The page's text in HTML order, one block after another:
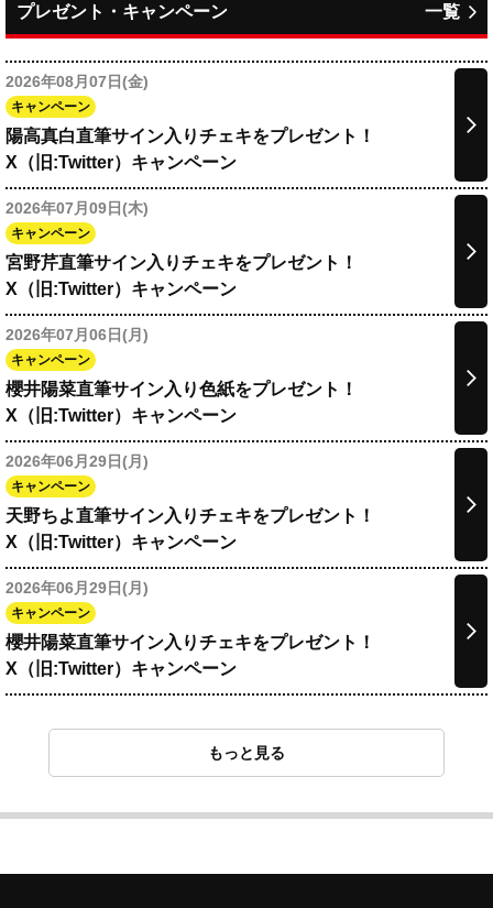
プレゼント・キャンペーン 一覧
2026年08月07日(金)
キャンペーン
陽高真白直筆サイン入りチェキをプレゼント！
X（旧:Twitter）キャンペーン
2026年07月09日(木)
キャンペーン
宮野芹直筆サイン入りチェキをプレゼント！
X（旧:Twitter）キャンペーン
2026年07月06日(月)
キャンペーン
櫻井陽菜直筆サイン入り色紙をプレゼント！
X（旧:Twitter）キャンペーン
2026年06月29日(月)
キャンペーン
天野ちよ直筆サイン入りチェキをプレゼント！
X（旧:Twitter）キャンペーン
2026年06月29日(月)
キャンペーン
櫻井陽菜直筆サイン入りチェキをプレゼント！
X（旧:Twitter）キャンペーン
もっと見る